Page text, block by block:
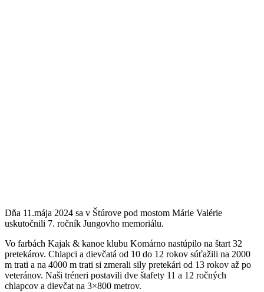
Dňa 11 .mája 2024 sa v Štúrove pod mostom Márie Valérie
uskutočnili 7. ročník Jungovho memoriálu.
Vo farbách Kajak & kanoe klubu Komárno nastúpilo na štart 32
pretekárov. Chlapci a dievčatá od 10 do 12 rokov súťažili na 2000
m trati a na 4000 m trati si zmerali sily pretekári od 13 rokov až po
veteránov. Naši tréneri postavili dve štafety 11 a 12 ročných
chlapcov a dievčat na 3×800 metrov.